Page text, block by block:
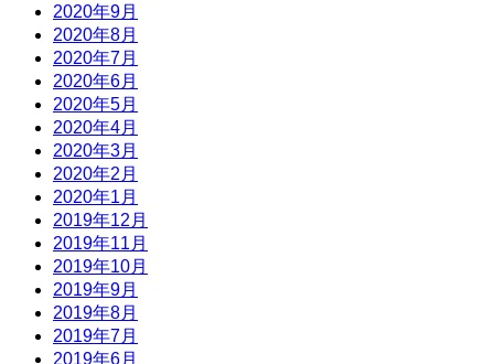
2020年9月
2020年8月
2020年7月
2020年6月
2020年5月
2020年4月
2020年3月
2020年2月
2020年1月
2019年12月
2019年11月
2019年10月
2019年9月
2019年8月
2019年7月
2019年6月